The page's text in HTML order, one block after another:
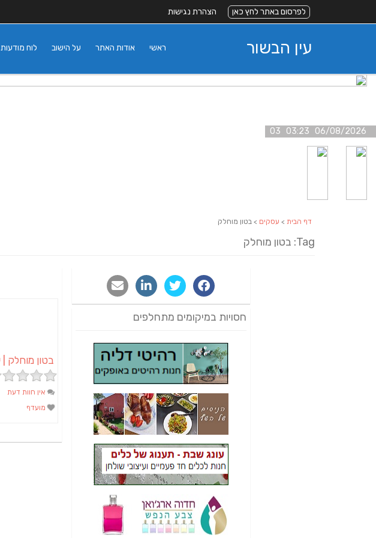
לפרסום באתר לחץ כאן הצהרת נגישות
עין הבשור לוח מודעות על הישוב אודות האתר ראשי
06/08/2026 03:23 03
דף הבית > עסקים > בטון מוחלק
Tag: בטון מוחלק
אין חוות דעת
מועדף
חסויות במיקומים מתחלפים